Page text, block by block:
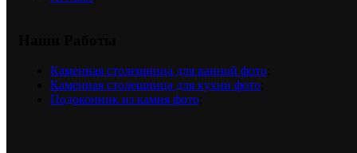
Каменная столешница для ванной фото
Каменная столешница для кухни фото
Подоконник из камня фото